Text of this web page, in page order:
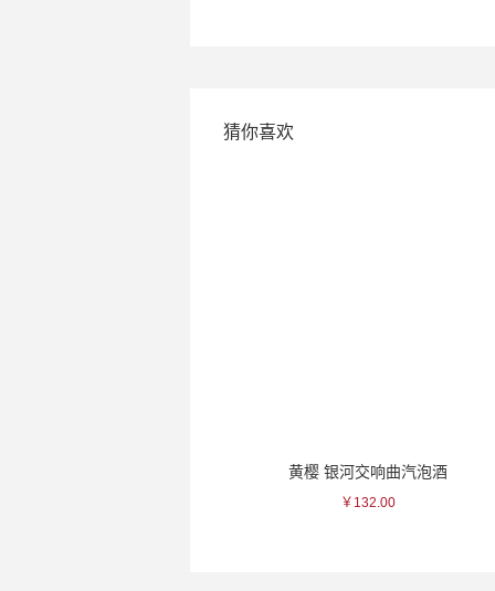
猜你喜欢
黄樱 银河交响曲汽泡酒
￥132.00